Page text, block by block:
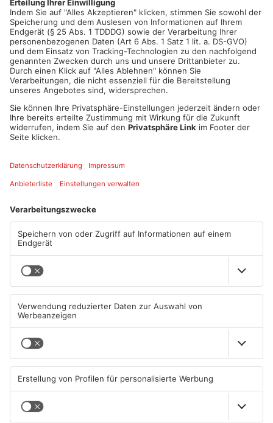
Traditionen seiner Vorfahren festhält
ältere Schwester Zarina, eine erfolgreiche Harvard
Absolventin, verheiratet ist. Die dramatischhochexplosive
Spannung des vielschichtigen Dramas entwickelt sich aus
dem Zündstoff, der sich in demInhalt des Romans, an dem
Zarina seit Jahren schreibt, verbirgt. In ihrem Porträt des
Prophetenhinterfragt sie dessen Frauenbild und versucht zu
ergründen, werMohammed wirklich war. Als Afzalzufällig das
fertige Buchmanuskript entdeckt, weiß der orthodoxe Muslim
sofort, was das bedeutet...
Der Titel bezieht sich auf ein Zitat aus einem Interview des
französischen Philosophen Jacques Derrida
Beurteilung eines Menschen an? Sind wir stärker von dem
abhängig,WAS wir über ihn wissen: Herkunft, Erziehung, Beruf,
soziale Stellung, Familie, oder beurteilen wir ihn
Datum und Uhrzeit
Fr. 16. Dez. 2022, 19:30 Uhr - Fr. 16. Dez. 2022, 22:00 Uhr
ICAL GOOGLE YAHOO
Standort
Stadttheater Aschaffenburg